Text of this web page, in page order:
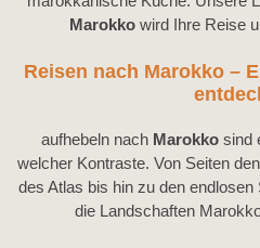
Marokko wird Ihre Reise
Reisen nach Marokko –
aufhebeln nach Marokko sind
welcher Kontraste. Von Seiten
des Atlas bis hin zu den
die Landschaften